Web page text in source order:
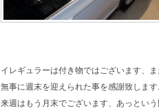
イレギュラーは付き物ではございます、
無事に週末を迎えられた事を感謝致します
来週はもう月末でございます、あっという